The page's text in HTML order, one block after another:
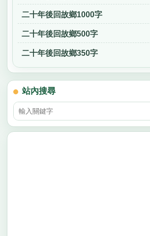
二十年後回故鄉1000字
二十年後回故鄉500字
二十年後回故鄉350字
站內搜尋